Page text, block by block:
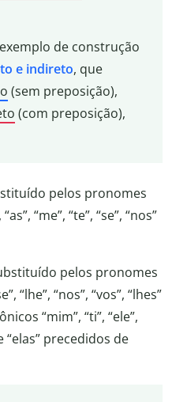
de construção
e indireto, que
(sem preposição),
(com preposição),
pelos pronomes
“me”, “te”, “se”, “nos”
pelos pronomes
“lhe”, “nos”, “vos”, “lhes”
“mim”, “ti”, “ele”,
e “elas” precedidos de